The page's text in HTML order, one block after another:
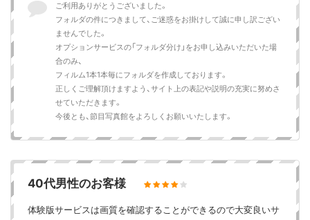
ご利用ありがとうございました。
フォルダの件につきまして、ご迷惑をお掛けして誠に申し訳ござい
ませんでした。
オプションサービスの「フォルダ分け」をお申し込みいただいた場
合のみ、
フィルム1本1本毎にフォルダを作成しております。
正しくご理解頂けますよう、サイト上の表記や説明の充実に努めさ
せていただきます。
今後とも、節目写真館をよろしくお願いいたします。
40代男性のお客様
体験版サービスは画質を確認することができるので大変良いサ